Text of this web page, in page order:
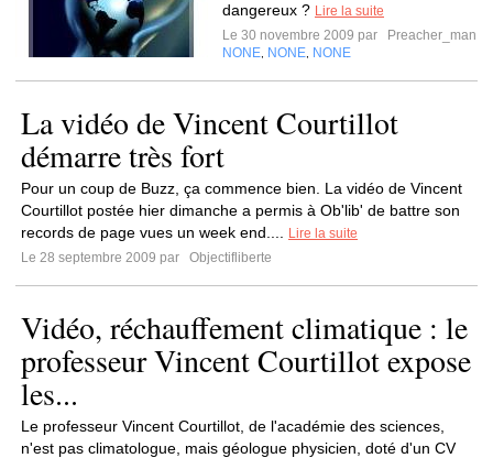
dangereux ? Lire la suite
Le 30 novembre 2009 par
Preacher_man
NONE NONE NONE
La vidéo de Vincent Courtillot
démarre très fort
Pour un coup de Buzz, ça commence bien. La vidéo de Vincent
Courtillot postée hier dimanche a permis à Ob'lib' de battre son
records de page vues un week end....
Lire la suite
Le 28 septembre 2009 par
Objectifliberte
Vidéo, réchauffement climatique : le
professeur Vincent Courtillot expose
les...
Le professeur Vincent Courtillot, de l'académie des sciences,
n'est pas climatologue, mais géologue physicien, doté d'un CV